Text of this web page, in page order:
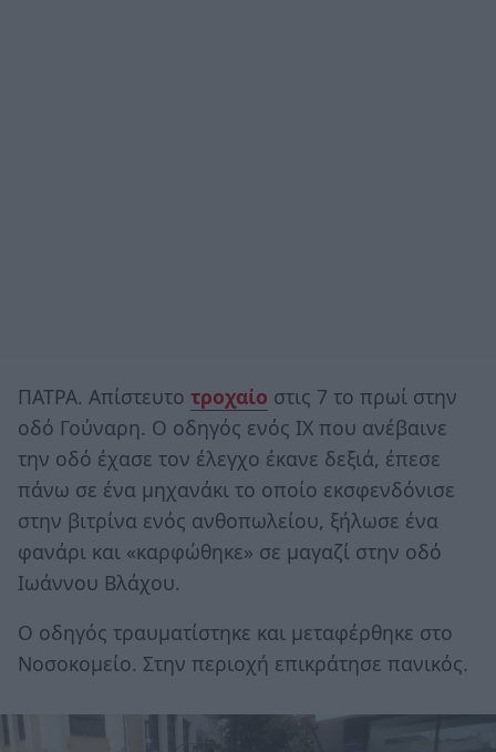
ΠΑΤΡΑ. Απίστευτο τροχαίο στις 7 το πρωί στην
οδό Γούναρη. Ο οδηγός ενός ΙΧ που ανέβαινε
την οδό έχασε τον έλεγχο έκανε δεξιά, έπεσε
πάνω σε ένα μηχανάκι το οποίο εκσφενδόνισε
στην βιτρίνα ενός ανθοπωλείου, ξήλωσε ένα
φανάρι και «καρφώθηκε» σε μαγαζί στην οδό
Ιωάννου Βλάχου.
Ο οδηγός τραυματίστηκε και μεταφέρθηκε στο
Νοσοκομείο. Στην περιοχή επικράτησε πανικός.